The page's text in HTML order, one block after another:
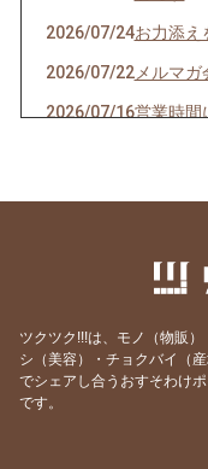
2026/07/24お力添え
2026/07/22メルマガ
2026/07/16営業時間
急なお
2026/06/19 モモの
2026/06/09 先週はほ
ツクツク!!!は、モノ（物販
シ（美容）・チョクバイ（
でシェアし合うおすそわけ
です。